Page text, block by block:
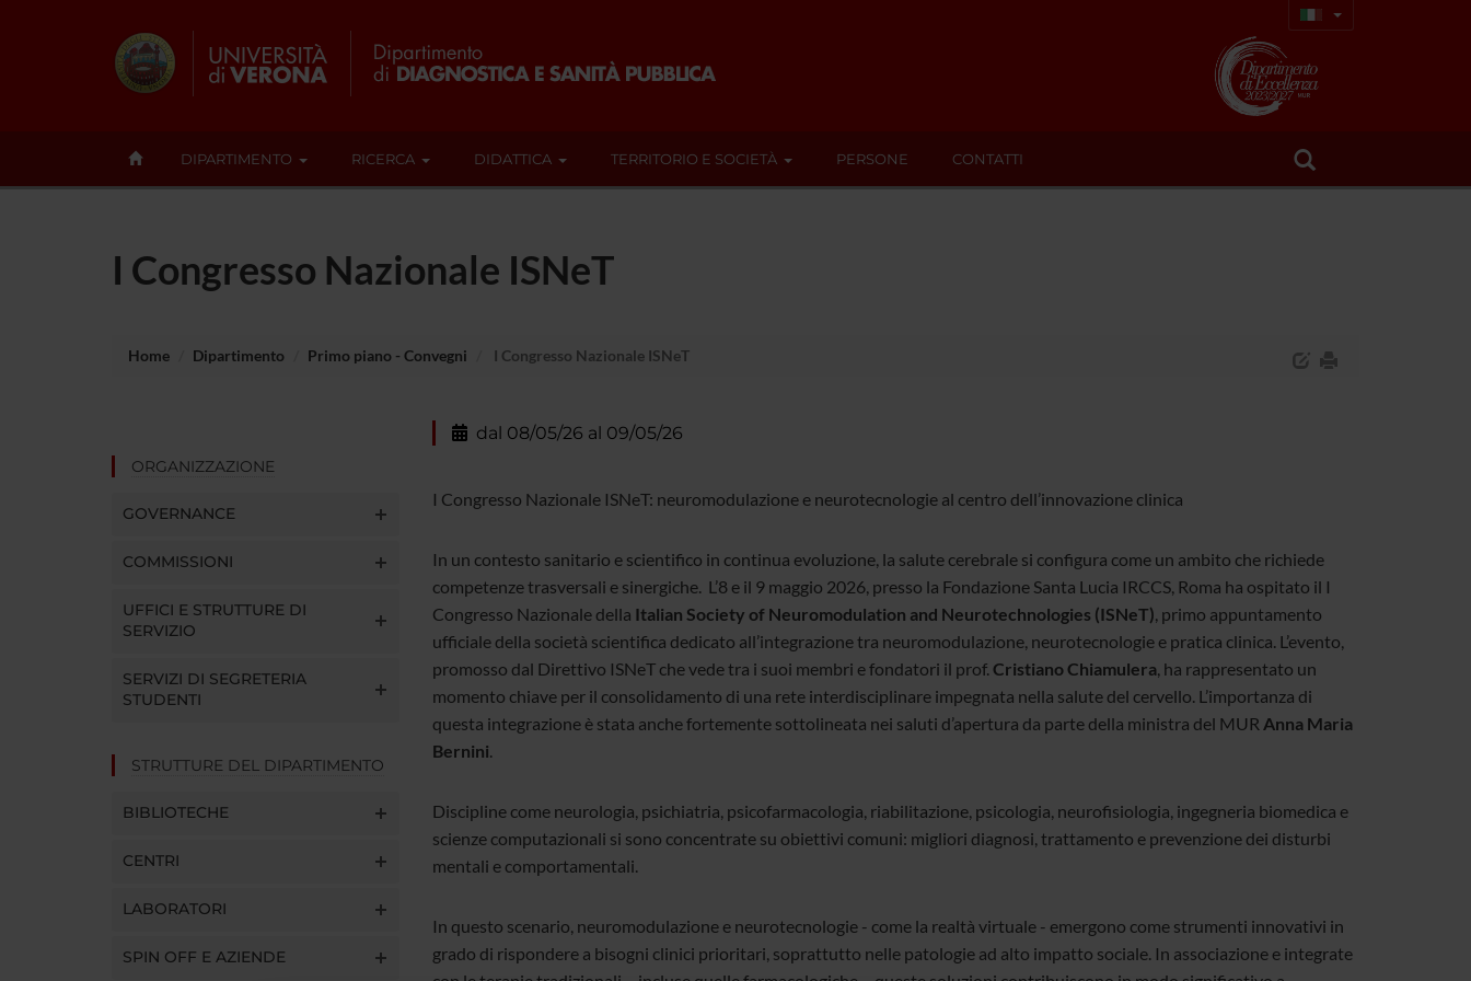
DIPARTIMENTO RICERCA DIDATTICA TERRITORIO E SOCIETÀ PERSONE CONTATTI
I Congresso Nazionale ISNeT
Home Dipartimento Primo piano - Convegni I Congresso Nazionale ISNeT
ORGANIZZAZIONE
GOVERNANCE
COMMISSIONI
UFFICI E STRUTTURE DI
SERVIZIO
SERVIZI DI SEGRETERIA
STUDENTI
STRUTTURE DEL DIPARTIMENTO
BIBLIOTECHE
CENTRI
LABORATORI
SPIN OFF E AZIENDE
dal 08/05/26 al 09/05/26
I Congresso Nazionale ISNeT: neuromodulazione e neurotecnologie al centro dell’innovazione clinica
In un contesto sanitario e scientifico in continua evoluzione, la salute cerebrale si configura come un ambito che richiede
competenze trasversali e sinergiche. L’8 e il 9 maggio 2026, presso la Fondazione Santa Lucia IRCCS, Roma ha ospitato il I
Congresso Nazionale della Italian Society of Neuromodulation and Neurotechnologies (ISNeT), primo appuntamento
ufficiale della società scientifica dedicato all’integrazione tra neuromodulazione, neurotecnologie e pratica clinica. L’evento,
promosso dal Direttivo ISNeT che vede tra i suoi membri e fondatori il prof. Cristiano Chiamulera, ha rappresentato un
momento chiave per il consolidamento di una rete interdisciplinare impegnata nella salute del cervello. L’importanza di
questa integrazione è stata anche fortemente sottolineata nei saluti d’apertura da parte della ministra del MUR Anna Maria
Bernini.
Discipline come neurologia, psichiatria, psicofarmacologia, riabilitazione, psicologia, neurofisiologia, ingegneria biomedica e
scienze computazionali si sono concentrate su obiettivi comuni: migliori diagnosi, trattamento e prevenzione dei disturbi
mentali e comportamentali.
In questo scenario, neuromodulazione e neurotecnologie - come la realtà virtuale - emergono come strumenti innovativi in
grado di rispondere a bisogni clinici prioritari, soprattutto nelle patologie ad alto impatto sociale. In associazione e integrate